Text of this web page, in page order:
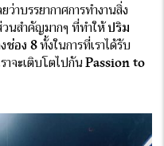
าบรรยากาศการทำงานสิ่ง
วนสำคัญมากๆ ที่ทำให้ปริม
ช่อง 8ทั้งในการที่เราได้รับ
าจะเติบโตไปกัน Passion to